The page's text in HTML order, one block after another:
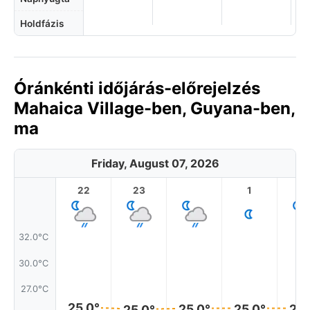
Holdfázis
Óránkénti időjárás-előrejelzés
Mahaica Village-ben, Guyana-ben,
ma
Friday, August 07, 2026
32.0°C
30.0°C
27.0°C
22 23 1